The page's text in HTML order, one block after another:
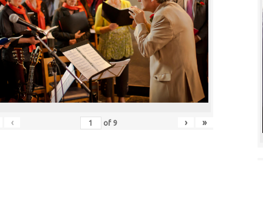
‹ of 9 › »